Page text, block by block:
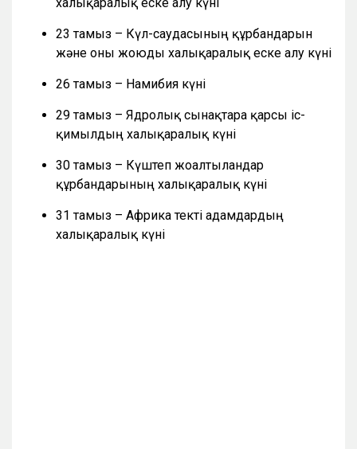
халықаралық еске алу күні
23 тамыз – Күл-саудасының құрбандарын
және оны жоюды халықаралық еске алу күні
26 тамыз – Намибия күні
29 тамыз – Ядролық сынақтарға қарсы іс-
қимылдың халықаралық күні
30 тамыз – Күштеп жоғалтылғандар
құрбандарының халықаралық күні
31 тамыз – Африка текті адамдардың
халықаралық күні